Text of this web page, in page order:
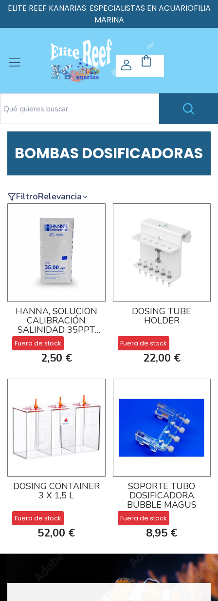
ELITE REEF KANARIAS. ESPECIALISTAS EN ACUARIOFILIA
MARINA
BOMBAS DOSIFICADORAS
FiltroRelevancia
HANNA, SOLUCIÓN
CALIBRACIÓN
SALINIDAD 35PPT
(20 ML)
Fuera de stock
2,50 €
DOSING TUBE
HOLDER
Fuera de stock
22,00 €
DOSING CONTAINER
3 X 1,5 L
Fuera de stock
52,00 €
SOPORTE TUBO
DOSIFICADORA
BUBBLE MAGUS
Fuera de stock
8,95 €